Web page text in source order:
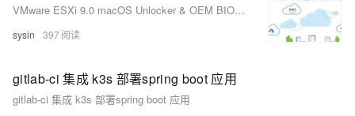
VMware ESXi 9.0 macOS Unlocker & OEM BIOS 2.7 NVMe 驱动特殊定制版
sysin 397
gitlab-ci 集成 k3s 部署spring boot 应用
gitlab-ci 集成 k3s 部署spring boot 应用